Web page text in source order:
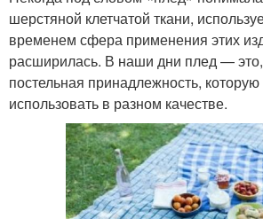
шерстяной клетчатой ткани,
временем сфера применения этих
расширилась. В наши дни плед —
постельная принадлежность,
использовать в разном качестве.